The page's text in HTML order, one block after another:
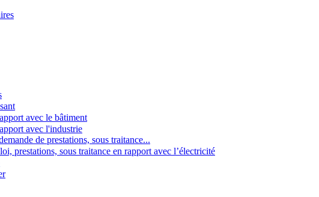
avec le bâtiment
avec l'industrie
de prestations, sous traitance...
prestations, sous traitance en rapport avec l’électricité